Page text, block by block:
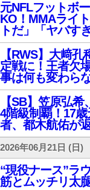
元NFLフットボ
KO！MMAライ
トだ」「ヤバす
【RWS】大﨑
定戦に！王者欠
事は何も変わらな
【SB】笠原弘
4階級制覇！17
者、都木航佑が
2026年06月21日 (日)
“現役ナース”ラ
筋とムッチリ太